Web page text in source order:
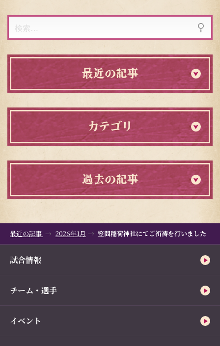
索:
最近の記事
カテゴリ
過去の記事
最近の記事 2026年1月 笠間稲荷神社にてご祈祷を行いました
試合情報
チーム・選手
イベント